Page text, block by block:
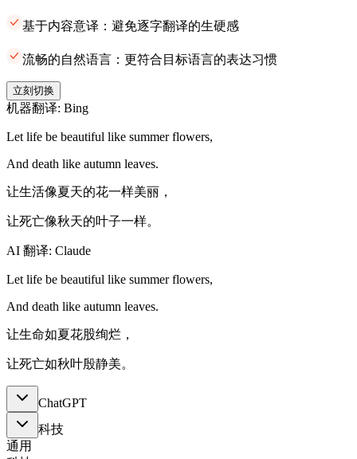
基于内容意译：避免逐字翻译的生硬感
流畅的自然语言：更符合目标语言的表达习惯
立刻切换
机器翻译: Bing
Let life be beautiful like summer flowers,
And death like autumn leaves.
让生活像夏天的花一样美丽，
让死亡像秋天的叶子一样。
AI 翻译: Claude
Let life be beautiful like summer flowers,
And death like autumn leaves.
让生命如夏花股绚烂，
让死亡如秋叶殷静美。
ChatGPT
科技
通用